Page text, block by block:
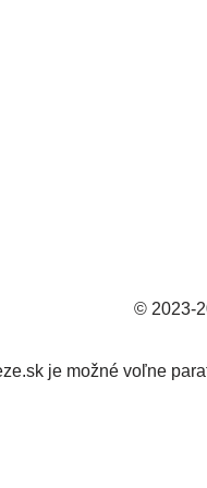
© 2023-
je možné voľne